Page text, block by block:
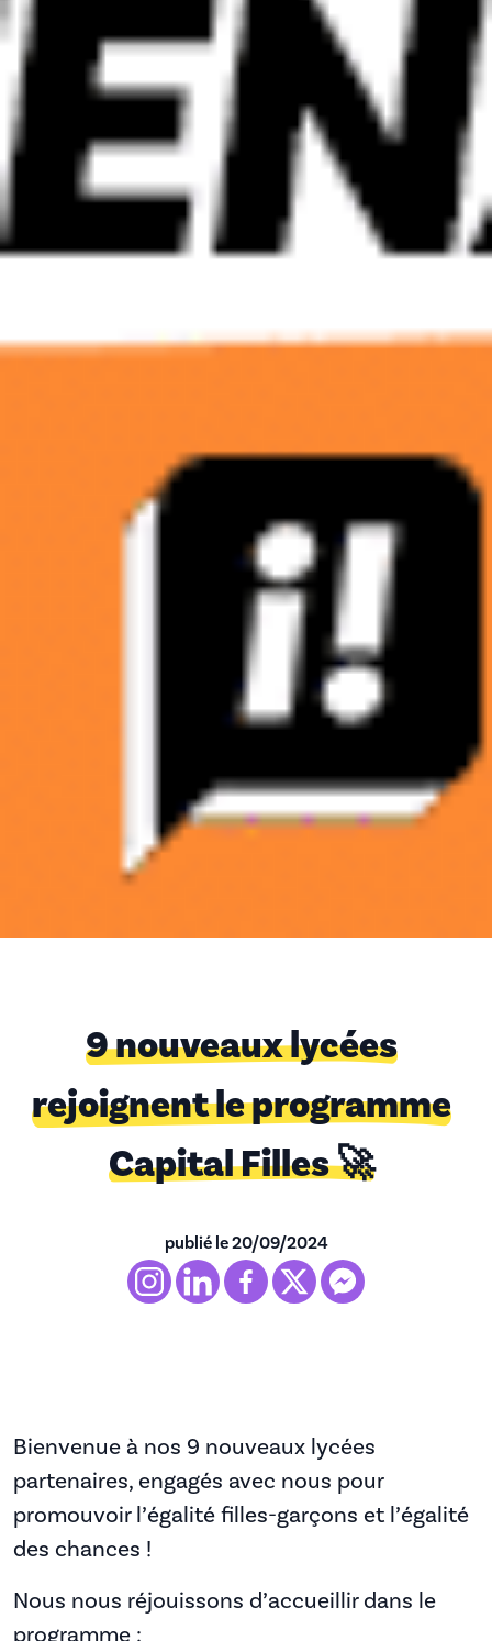
9 nouveaux lycées
rejoignent le programme
Capital Filles 🚀
publié le 20/09/2024
Bienvenue à nos 9 nouveaux lycées
partenaires, engagés avec nous pour
promouvoir l’égalité filles-garçons et l’égalité
des chances !
Nous nous réjouissons d’accueillir dans le
programme :